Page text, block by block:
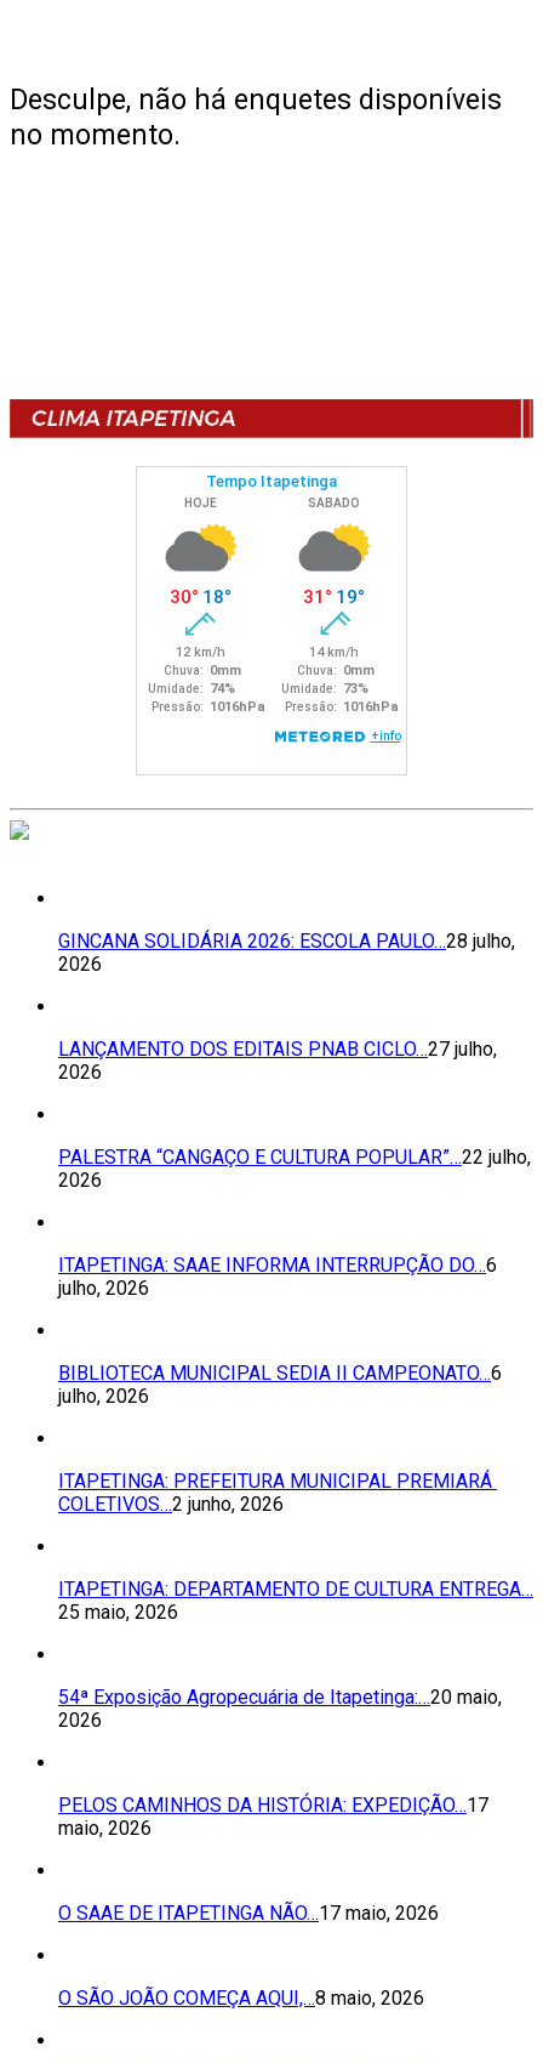
Desculpe, não há enquetes disponíveis
no momento.
GINCANA SOLIDÁRIA 2026: ESCOLA PAULO…28 julho,
2026
LANÇAMENTO DOS EDITAIS PNAB CICLO…27 julho,
2026
PALESTRA “CANGAÇO E CULTURA POPULAR”…22 julho,
2026
ITAPETINGA: SAAE INFORMA INTERRUPÇÃO DO…6
julho, 2026
BIBLIOTECA MUNICIPAL SEDIA II CAMPEONATO…6
julho, 2026
ITAPETINGA: PREFEITURA MUNICIPAL PREMIARÁ
COLETIVOS…2 junho, 2026
ITAPETINGA: DEPARTAMENTO DE CULTURA ENTREGA…
25 maio, 2026
54ª Exposição Agropecuária de Itapetinga:…20 maio,
2026
PELOS CAMINHOS DA HISTÓRIA: EXPEDIÇÃO…17
maio, 2026
O SAAE DE ITAPETINGA NÃO…17 maio, 2026
O SÃO JOÃO COMEÇA AQUI,…8 maio, 2026